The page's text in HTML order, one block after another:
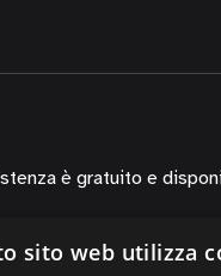
è gratuito e
13.00
sito web utilizza